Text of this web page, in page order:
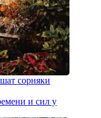
сорняки
и сил у